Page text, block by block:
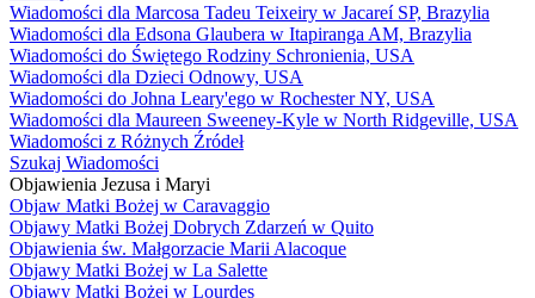
Wiadomości dla Marcosa Tadeu Teixeiry w Jacareí SP, Brazylia
Wiadomości dla Edsona Glaubera w Itapiranga AM, Brazylia
Wiadomości do Świętego Rodziny Schronienia, USA
Wiadomości dla Dzieci Odnowy, USA
Wiadomości do Johna Leary'ego w Rochester NY, USA
Wiadomości dla Maureen Sweeney-Kyle w North Ridgeville, USA
Wiadomości z Różnych Źródeł
Szukaj Wiadomości
Objawienia Jezusa i Maryi
Objaw Matki Bożej w Caravaggio
Objawy Matki Bożej Dobrych Zdarzeń w Quito
Objawienia św. Małgorzacie Marii Alacoque
Objawy Matki Bożej w La Salette
Objawy Matki Bożej w Lourdes